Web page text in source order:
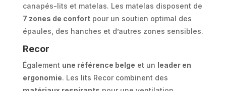
canapés-lits et matelas. Les matelas disposent de
7 zones de confortpour un soutien optimal des
épaules, des hanches et d’autres zones sensibles.
Recor
Également une référence belge et un leader en
ergonomie. Les lits Recor combinent des